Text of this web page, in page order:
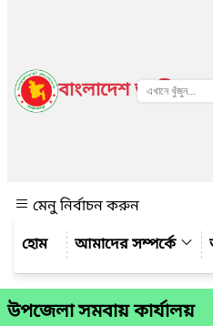
বাংলাদেশ জাতীয়
মেনু নির্বাচন করুন
আমাদের সম্পর্কে
উপজেলা সমবায় কার্যালয়